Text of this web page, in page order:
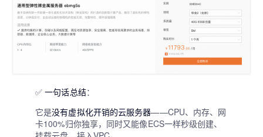
✅一句话总结：
它是没有虚拟化开销的云服务器——CPU、内存、网
卡100%归你独享，同时又能像ECS一样秒级创建、